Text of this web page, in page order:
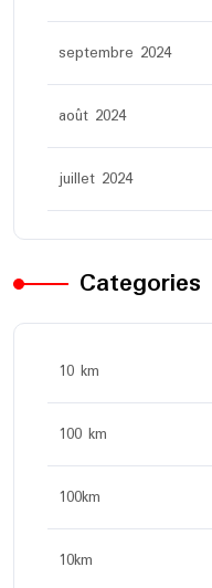
septembre 2024
août 2024
juillet 2024
Categories
10 km
100 km
100km
10km